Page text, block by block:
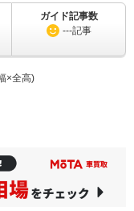
ガイド記事数
---記事
×全高)